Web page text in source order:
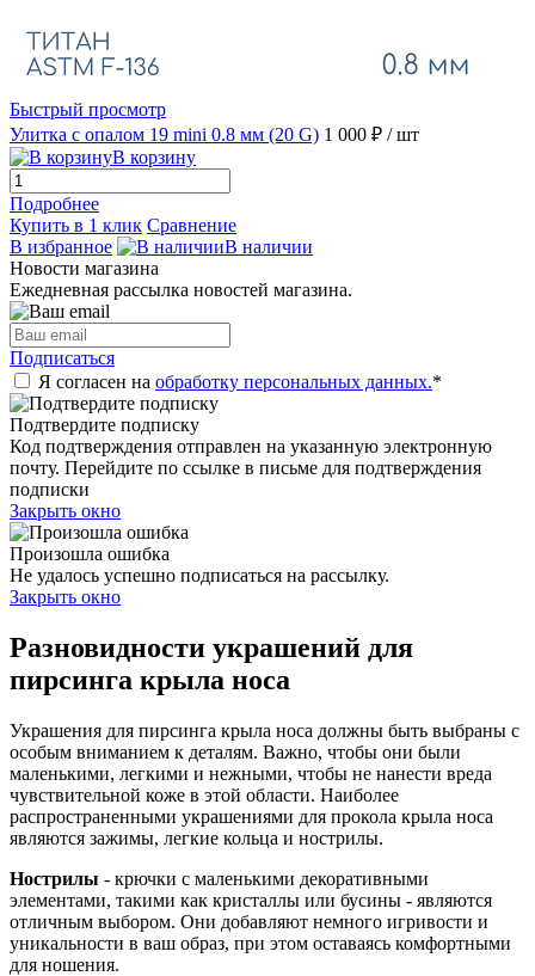
Быстрый просмотр
Улитка с опалом 19 mini 0.8 мм (20 G) 1 000 ₽ / шт
В корзину
Подробнее
Купить в 1 клик Сравнение
В избранное
В наличии
Новости магазина
Ежедневная рассылка новостей магазина.
Подписаться
Я согласен на обработку персональных данных.*
Подтвердите подписку
Код подтверждения отправлен на указанную электронную
почту. Перейдите по ссылке в письме для подтверждения
подписки
Закрыть окно
Произошла ошибка
Не удалось успешно подписаться на рассылку.
Закрыть окно
Разновидности украшений для
пирсинга крыла носа
Украшения для пирсинга крыла носа должны быть выбраны с
особым вниманием к деталям. Важно, чтобы они были
маленькими, легкими и нежными, чтобы не нанести вреда
чувствительной коже в этой области. Наиболее
распространенными украшениями для прокола крыла носа
являются зажимы, легкие кольца и нострилы.
Нострилы - крючки с маленькими декоративными
элементами, такими как кристаллы или бусины - являются
отличным выбором. Они добавляют немного игривости и
уникальности в ваш образ, при этом оставаясь комфортными
для ношения.